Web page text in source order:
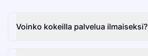
Voinko kokeilla palvelua ilmaiseksi?